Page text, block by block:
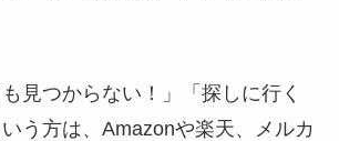
も見つからない！」「探しに行く
う方は、Amazonや楽天、メルカ